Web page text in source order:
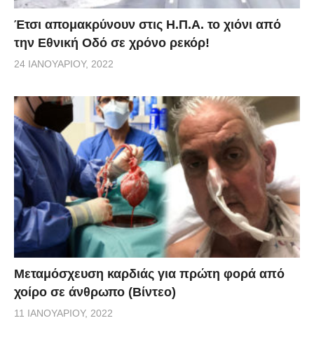
Έτσι απομακρύνουν στις Η.Π.Α. το χιόνι από
την Εθνική Οδό σε χρόνο ρεκόρ!
24 ΙΑΝΟΥΑΡΊΟΥ, 2022
Μεταμόσχευση καρδιάς για πρώτη φορά από
χοίρο σε άνθρωπο (Βίντεο)
11 ΙΑΝΟΥΑΡΊΟΥ, 2022